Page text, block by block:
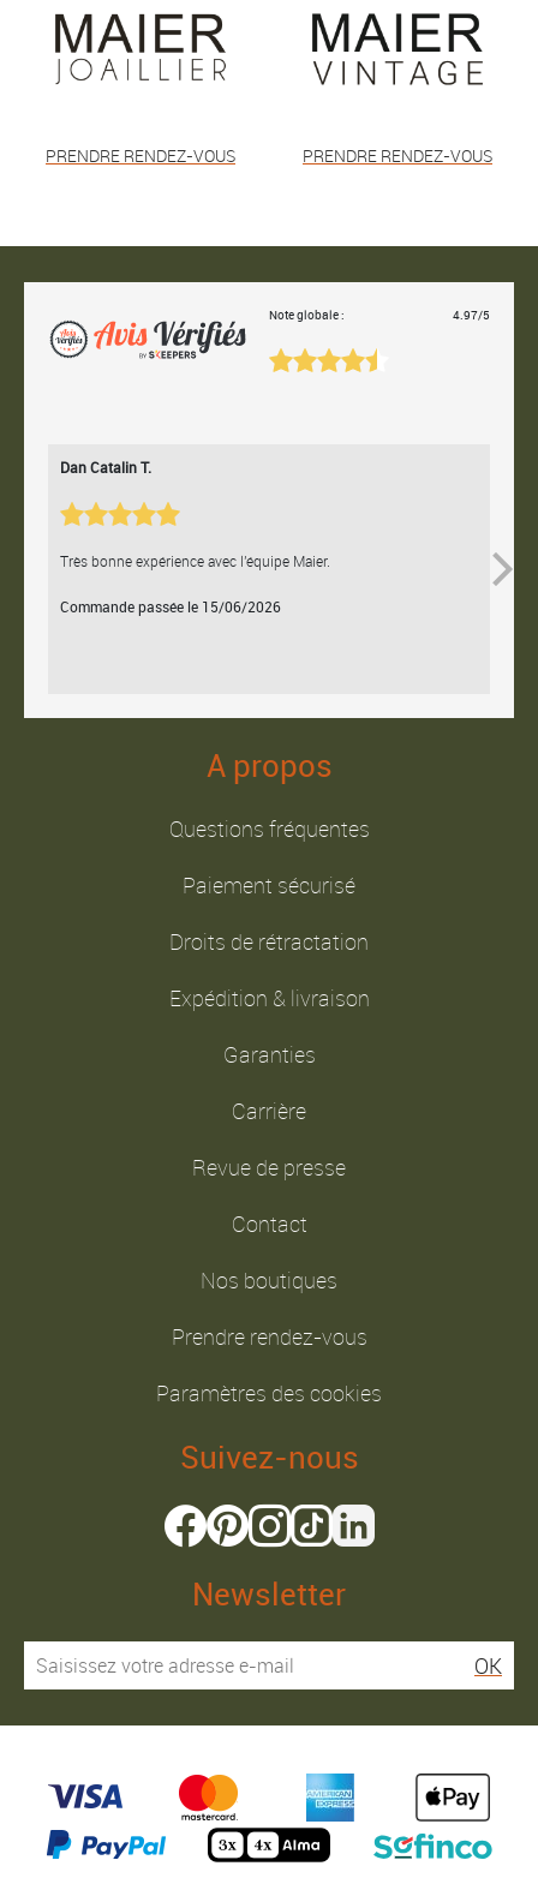
PRENDRE RENDEZ-VOUS PRENDRE RENDEZ-VOUS
Note globale : 4.97/5
Dan Catalin T.
Très bonne expérience avec l'équipe Maier.
Commande passée le 15/06/2026
A propos
Questions fréquentes
Paiement sécurisé
Droits de rétractation
Expédition & livraison
Garanties
Carrière
Revue de presse
Contact
Nos boutiques
Prendre rendez-vous
Paramètres des cookies
Suivez-nous
Newsletter
OK